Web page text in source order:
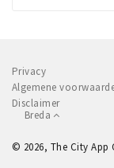
Privacy
Algemene
Disclaimer
Breda
© 2026, The City App